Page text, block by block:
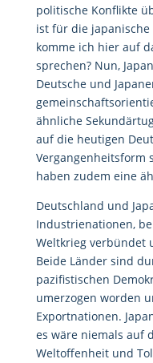
politische Konflikte
ist für die
komme ich hier auf
sprechen? Nun,
Deutsche und
ähnliche
auf die heutigen
Vergangenheitsform
haben zudem eine
Deutschland und
Industrienationen,
Weltkrieg verbündet
Beide Länder sind
pazifistischen
umerzogen worden
Exportnationen.
es wäre niemals auf
Weltoffenheit und